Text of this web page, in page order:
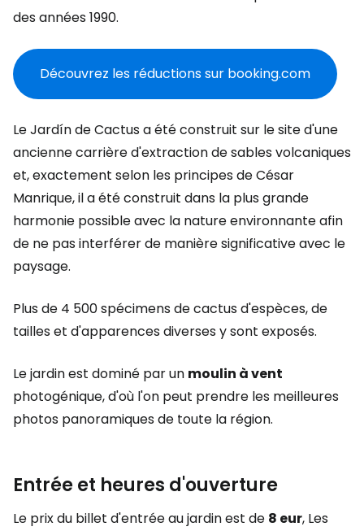
des années 1990.
Découvrez les réductions sur booking.com
Le Jardín de Cactus a été construit sur le site d'une
ancienne carrière d'extraction de sables volcaniques
et, exactement selon les principes de César
Manrique, il a été construit dans la plus grande
harmonie possible avec la nature environnante afin
de ne pas interférer de manière significative avec le
paysage.
Plus de 4 500 spécimens de cactus d'espèces, de
tailles et d'apparences diverses y sont exposés.
Le jardin est dominé par un moulin à vent
photogénique, d'où l'on peut prendre les meilleures
photos panoramiques de toute la région.
Entrée et heures d'ouverture
Le prix du billet d'entrée au jardin est de 8 eur, Les